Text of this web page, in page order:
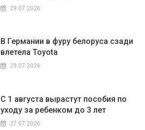
29.07.2026
В Германии в фуру белоруса сзади
влетела Toyota
29.07.2026
С 1 августа вырастут пособия по
уходу за ребенком до 3 лет
27.07.2026